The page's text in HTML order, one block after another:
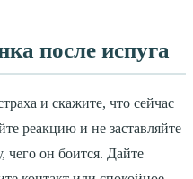
после испуга
и скажите, что сейчас
реакцию и не заставляйте
чего он боится. Дайте